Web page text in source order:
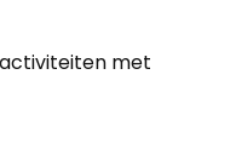
met